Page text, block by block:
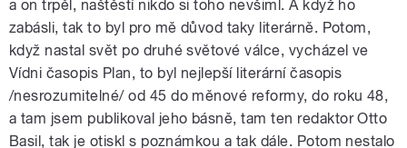
a on trpěl, naštěstí nikdo si toho nevšiml. A když ho
zabásli, tak to byl pro mě důvod taky literárně. Potom,
když nastal svět po druhé světové válce, vycházel ve
Vídni časopis Plan, to byl nejlepší literární časopis
/nesrozumitelné/ od 45 do měnové reformy, do roku 48,
a tam jsem publikoval jeho básně, tam ten redaktor Otto
Basil, tak je otiskl s poznámkou a tak dále. Potom nestalo